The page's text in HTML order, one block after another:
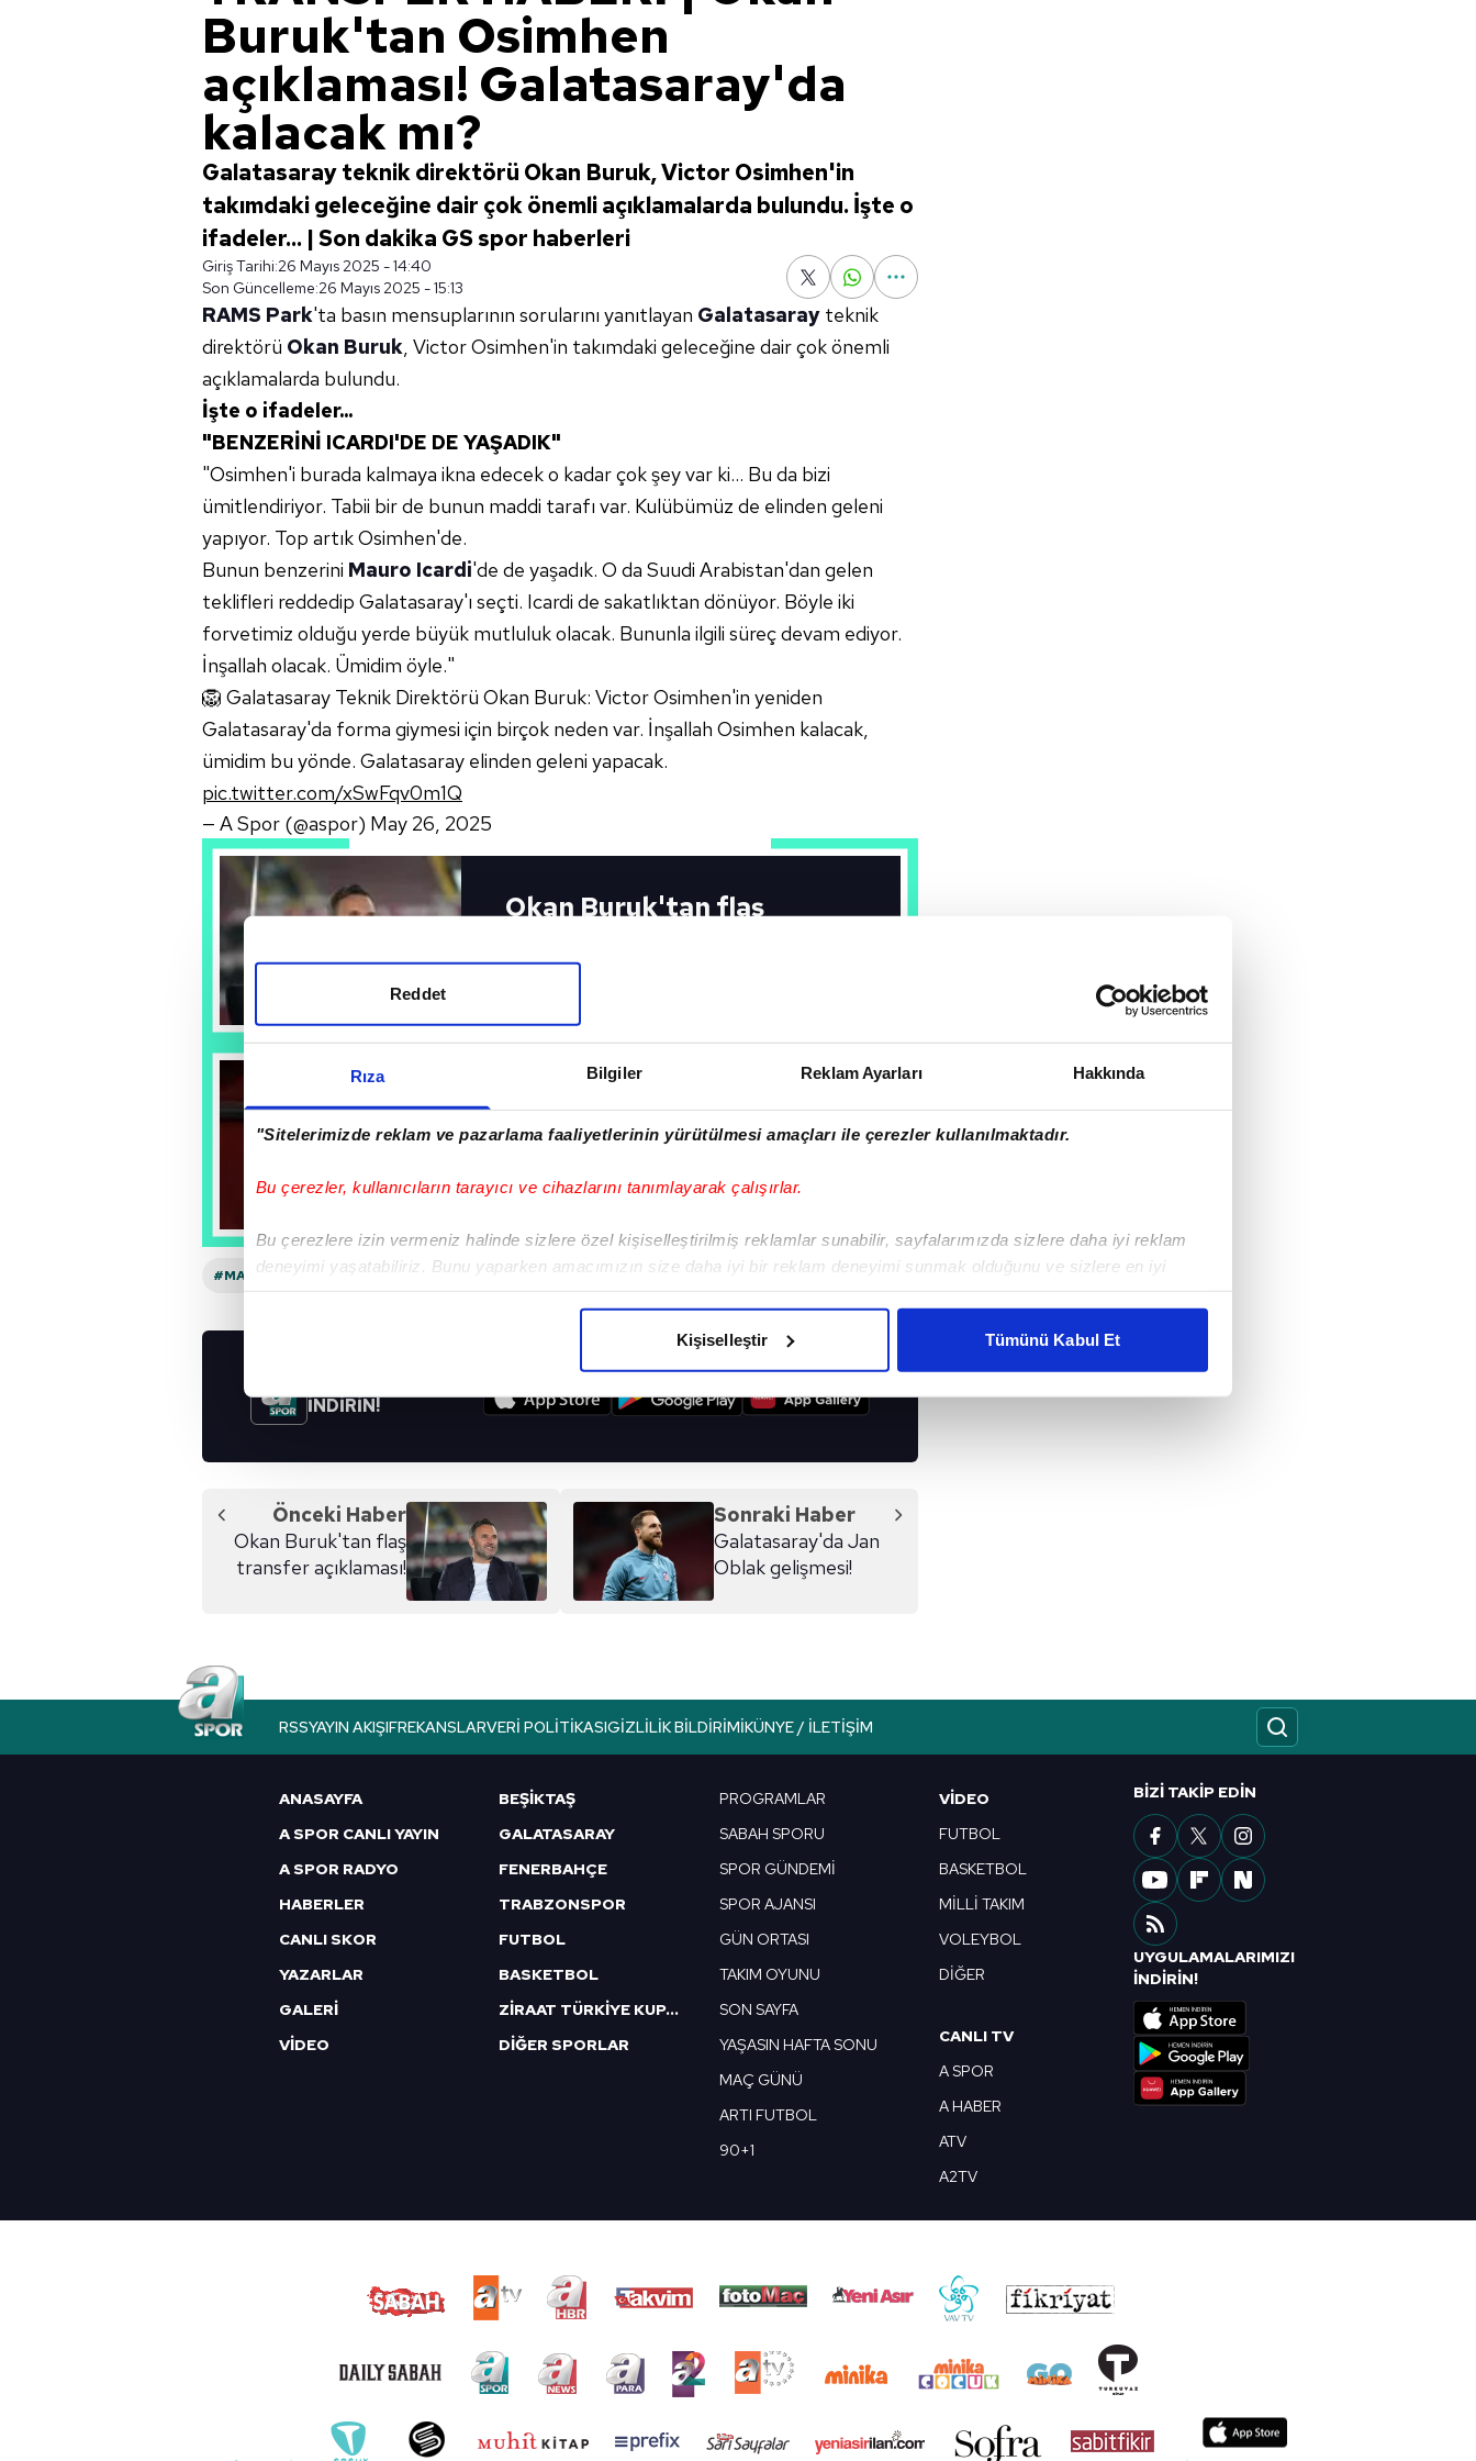
Rıza Bilgiler Reklam Ayarları Hakkında
"Sitelerimizde reklam ve pazarlama faaliyetlerinin yürütülmesi amaçları ile çerezler kullanılmaktadır.
Bu çerezler, kullanıcıların tarayıcı ve cihazlarını tanımlayarak çalışırlar.
Bu çerezlere izin vermeniz halinde sizlere özel kişiselleştirilmiş reklamlar sunabilir, sayfalarımızda sizlere daha iyi reklam
deneyimi yaşatabiliriz. Bunu yaparken amacımızın size daha iyi bir reklam deneyimi sunmak olduğunu ve sizlere en iyi
Her halükârda, kullanıcılar, bu çerezlere izin vermedikleri takdirde, kullanıcılara hedefli reklamlar gösterilmeyecektir."
Sizlere daha iyi bir hizmet sunabilmek için İnternet Sitemizde kendimize ve üçüncü kişilere ait çerezler kullanılmaktadır. Bu
reklam/pazarlama faaliyetlerinin yapılması, amaçlarıyla sınırlı olarak açık rızanız dahilinde kullanılacaktır.
Çerezlere ilişkin tercihlerinizi aşağıda yer alan panel vasıtasıyla belirleyebilirsiniz. Çerezlere ilişkin detaylı bilgi için Ayarlar
butonuna tıklayabilir,Çerez Bilgilendirme Metnimiziziyaret edebilirsiniz.
Reddet
Kişiselleştir Tümünü Kabul Et
Buruk'tan Osimhen
açıklaması! Galatasaray'da
kalacak mı?
Galatasaray teknik direktörü Okan Buruk, Victor Osimhen'in
takımdaki geleceğine dair çok önemli açıklamalarda bulundu. İşte o
ifadeler... | Son dakika GS spor haberleri
Giriş Tarihi:26 Mayıs 2025 - 14:40
Son Güncelleme:26 Mayıs 2025 - 15:13
RAMS Park'ta basın mensuplarının sorularını yanıtlayan Galatasaray teknik
direktörü Okan Buruk, Victor Osimhen'in takımdaki geleceğine dair çok önemli
açıklamalarda bulundu.
İşte o ifadeler...
"BENZERİNİ ICARDI'DE DE YAŞADIK"
"Osimhen'i burada kalmaya ikna edecek o kadar çok şey var ki... Bu da bizi
ümitlendiriyor. Tabii bir de bunun maddi tarafı var. Kulübümüz de elinden geleni
yapıyor. Top artık Osimhen'de.
Bunun benzerini Mauro Icardi'de de yaşadık. O da Suudi Arabistan'dan gelen
teklifleri reddedip Galatasaray'ı seçti. Icardi de sakatlıktan dönüyor. Böyle iki
forvetimiz olduğu yerde büyük mutluluk olacak. Bununla ilgili süreç devam ediyor.
İnşallah olacak. Ümidim öyle."
🦁 Galatasaray Teknik Direktörü Okan Buruk: Victor Osimhen'in yeniden
Galatasaray'da forma giymesi için birçok neden var. İnşallah Osimhen kalacak,
ümidim bu yönde. Galatasaray elinden geleni yapacak.
pic.twitter.com/xSwFqv0m1Q
— A Spor (@aspor) May 26, 2025
Okan Buruk'tan flaş
Okan Buruk'tan Jose
Mourinho'ya flaş gönderme!
"Onu hiç dikkate almadık"
#MAURO ICARDI #OKAN BURUK #GALATASARAY #RAMS PARK #GS SPOR
İNDİRİN!
Önceki Haber
Okan Buruk'tan flaş
transfer açıklaması!
Sonraki Haber
Galatasaray'da Jan
Oblak gelişmesi!
RSSYAYIN AKIŞIFREKANSLARVERI POLITIKASIGIZLILIK BILDIRIMIKÜNYE / İLETIŞIM
ANASAYFA
A SPOR CANLI YAYIN
A SPOR RADYO
HABERLER
CANLI SKOR
YAZARLAR
GALERİ
VİDEO
BEŞİKTAŞ
GALATASARAY
FENERBAHÇE
TRABZONSPOR
FUTBOL
BASKETBOL
ZİRAAT TÜRKİYE KUPASI
DİĞER SPORLAR
PROGRAMLAR
SABAH SPORU
SPOR GÜNDEMİ
SPOR AJANSI
GÜN ORTASI
TAKIM OYUNU
SON SAYFA
YAŞASIN HAFTA SONU
MAÇ GÜNÜ
ARTI FUTBOL
90+1
VIDEO
FUTBOL
BASKETBOL
MİLLİ TAKIM
VOLEYBOL
DİĞER
CANLI TV
A SPOR
A HABER
ATV
A2TV
BIZI TAKIP EDIN
UYGULAMALARIMIZI
İNDİRİN!